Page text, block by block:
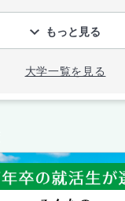
もっと見る
大学一覧を見る